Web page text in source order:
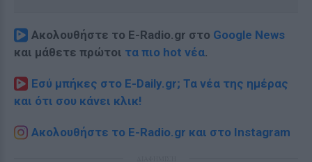
Ακολουθήστε το E-Radio.gr στο Google News
και μάθετε πρώτοι τα πιο hot νέα.
Εσύ μπήκες στο E-Daily.gr; Τα νέα της ημέρας
και ότι σου κάνει κλικ!
Ακολουθήστε το E-Radio.gr και στο Instagram